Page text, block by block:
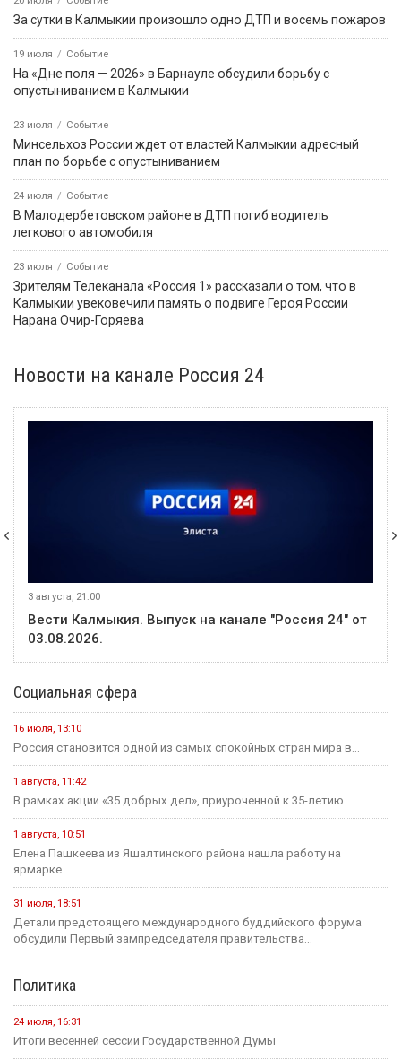
За сутки в Калмыкии произошло одно ДТП и восемь пожаров
19 июля Событие
На «Дне поля — 2026» в Барнауле обсудили борьбу с
опустыниванием в Калмыкии
23 июля Событие
Минсельхоз России ждет от властей Калмыкии адресный
план по борьбе с опустыниванием
24 июля Событие
В Малодербетовском районе в ДТП погиб водитель
легкового автомобиля
23 июля Событие
Зрителям Телеканала «Россия 1» рассказали о том, что в
Калмыкии увековечили память о подвиге Героя России
Нарана Очир-Горяева
Новости на канале Россия 24
3 августа, 21:00
Вести Калмыкия. Выпуск на канале "Россия 24" от
03.08.2026.
Социальная сфера
16 июля, 13:10
Россия становится одной из самых спокойных стран мира в...
1 августа, 11:42
В рамках акции «35 добрых дел», приуроченной к 35-летию...
1 августа, 10:51
Елена Пашкеева из Яшалтинского района нашла работу на
ярмарке...
31 июля, 18:51
Детали предстоящего международного буддийского форума
обсудили Первый зампредседателя правительства...
Политика
24 июля, 16:31
Итоги весенней сессии Государственной Думы